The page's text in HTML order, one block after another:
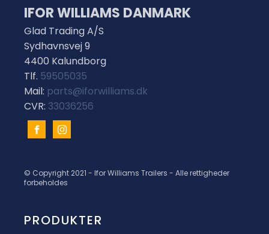
IFOR WILLIAMS DANMARK
Glad Trading A/S
Sydhavnsvej 9
4400 Kalundborg
Tlf. 59505035
Mail: parts@iforwilliams.dk
CVR: 33036256
© Copyright 2021 - Ifor Williams Trailers - Alle rettigheder
forbeholdes
PRODUKTER